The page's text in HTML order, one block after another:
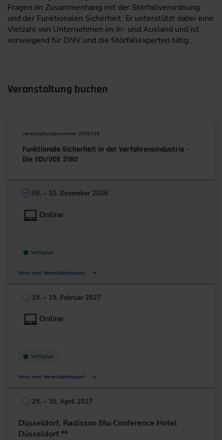
Fragen im Zusammenhang mit der Störfallverordnung
und der Funktionalen Sicherheit. Er unterstützt dabei eine
Vielzahl von Unternehmen im In- und Ausland und ist
vorwiegend für DNV und die Störfallexperten tätig.
Veranstaltung buchen
Veranstaltungsnummer: 05SE016
Funktionale Sicherheit in der Verfahrensindustrie -
Die VDI/VDE 2180
09. – 10. Dezember 2026
Online
Verfügbar
Infos zum Veranstaltungsort
Deutschland
+49 211/6214-201
18. – 19. Februar 2027
Online
Verfügbar
Infos zum Veranstaltungsort
Deutschland
+49 211/6214-201
29. – 30. April 2027
Düsseldorf, Radisson Blu Conference Hotel
Düsseldorf **